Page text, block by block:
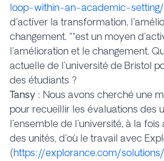
loop-within-an-academic-setting/
d'activer la transformation,
changement. **est un moyen
l'amélioration et le changement.
actuelle de l'université de Bristol
des étudiants ?
Tansy : Nous avons cherché une
pour recueillir les évaluations des
l'ensemble de l'université, à la fois
des unités, d'où le travail avec
(https://explorance.com/